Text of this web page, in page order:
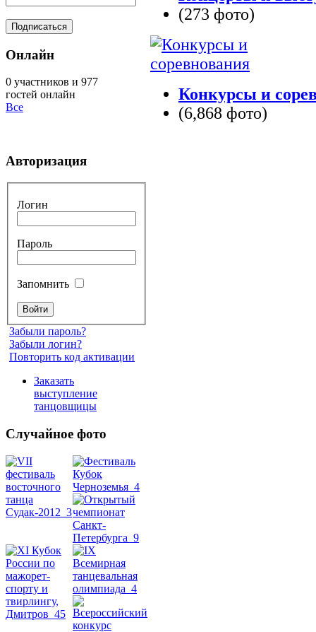
(273 фото)
Конкурсы и
(6,868 фото)
Онлайн
0 участников и 977
гостей онлайн
Все
Авторизация
Логин
Пароль
Запомнить
Забыли пароль?
Забыли логин?
Повторить код активации
Заказать
выступление
танцовщицы
Случайное фото